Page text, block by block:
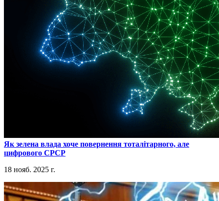
​Як зелена влада хоче повернення тоталітарного, але
цифрового СРСР
18 нояб. 2025 г.